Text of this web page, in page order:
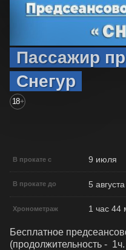
Пассажир
Снегур
18+
В прокате с 9 июля
В прокате до 5 августа
Хронометраж 1 час 44
Бесплатное
(продолжительность -